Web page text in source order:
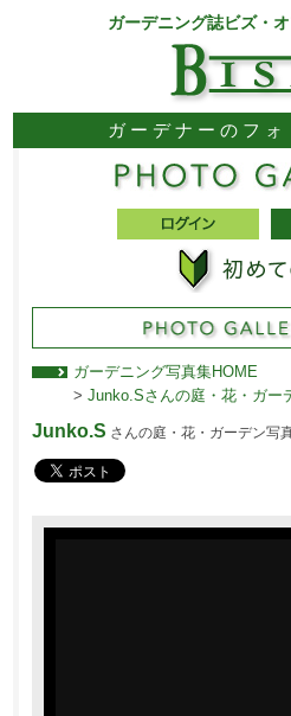
ガーデニング誌ビズ・
ガーデナーのフ
ガーデニング写真集HOME
> Junko.Sさんの庭・花・ガー
Junko.S さんの庭・花・ガーデン写